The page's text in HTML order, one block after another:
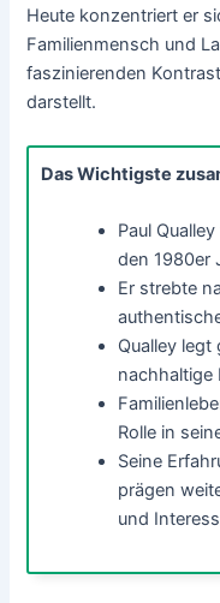
Heute konzentriert er
Familienmensch und
faszinierenden
darstellt.
Das Wichtigste
Paul
den 1980er
Er strebte
Qualley legt
nachhaltige
Rolle in
Seine
prägen
und